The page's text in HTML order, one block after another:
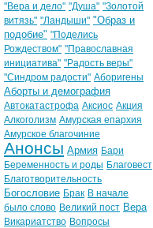
"Вера и дело" "Душа" "Золотой
витязь" "Ландыши" "Образ и
подобие" "Поделись
Рождеством" "Православная
инициатива" "Радость веры"
"Синдром радости" Аборигены
Аборты и демография
Автокатастрофа Аксиос Акция
Алкоголизм Амурская епархия
Амурское благочиние
Анонсы Армия Бари
Беременность и роды Благовест
Благотворительность
Богословие Брак В начале
было слово Великий пост Вера
Викариатство Вопросы